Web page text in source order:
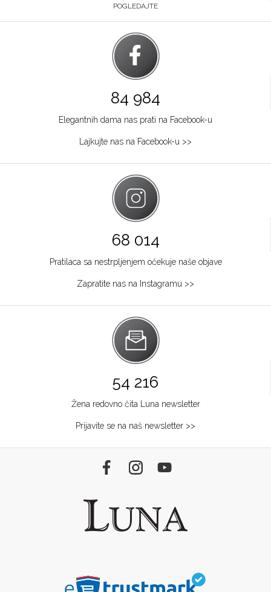
POGLEDAJTE
84 984
Elegantnih dama nas prati na Facebook-u
Lajkujte nas na Facebook-u >>
68 014
Pratilaca sa nestrpljenjem očekuje naše objave
Zapratite nas na Instagramu >>
54 216
Žena redovno čita Luna newsletter
Prijavite se na naš newsletter >>